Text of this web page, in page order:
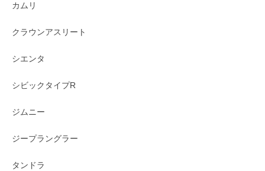
カムリ
クラウンアスリート
シエンタ
シビックタイプR
ジムニー
ジープラングラー
タンドラ